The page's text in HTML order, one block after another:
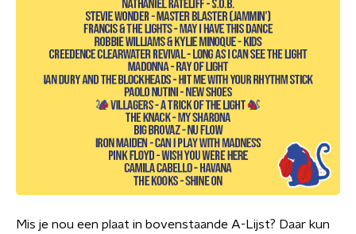
Mis je nou een plaat in bovenstaande A-Lijst? Daar kun